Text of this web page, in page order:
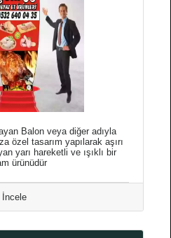
Balon veya diğer adıyla
özel tasarım yapılarak aşırı
yarı hareketli ve ışıklı bir
ürünüdür
İncele